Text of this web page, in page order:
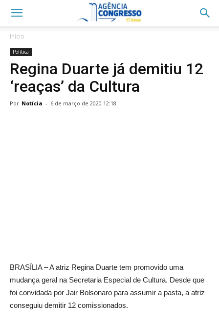
Início
Política
Regina Duarte já demitiu 12
‘reaças’ da Cultura
Por Notícia - 6 de março de 2020 12:18
BRASÍLIA – A atriz Regina Duarte tem promovido uma
mudança geral na Secretaria Especial de Cultura. Desde que
foi convidada por Jair Bolsonaro para assumir a pasta, a atriz
conseguiu demitir 12 comissionados.